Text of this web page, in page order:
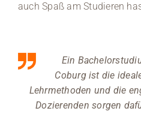
auch Spaß am Studieren
Ein
Coburg ist die
Lehrmethoden und die
Dozierenden sorgen